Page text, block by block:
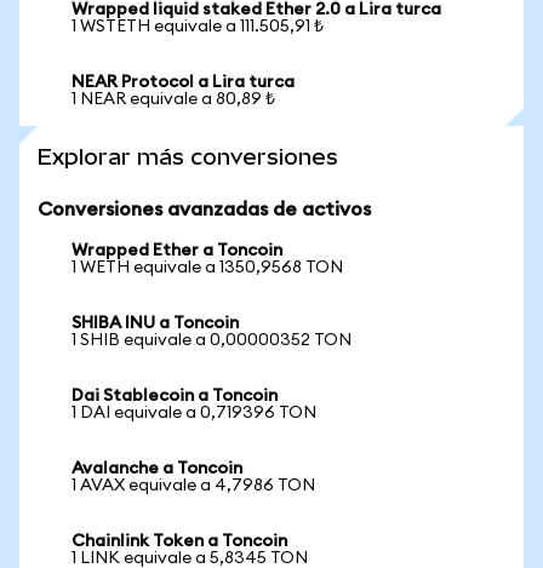
Wrapped liquid staked Ether 2.0 a Lira turca
1 WSTETH equivale a 111.505,91 ₺
NEAR Protocol a Lira turca
1 NEAR equivale a 80,89 ₺
Explorar más conversiones
Conversiones avanzadas de activos
Wrapped Ether a Toncoin
1 WETH equivale a 1350,9568 TON
SHIBA INU a Toncoin
1 SHIB equivale a 0,00000352 TON
Dai Stablecoin a Toncoin
1 DAI equivale a 0,719396 TON
Avalanche a Toncoin
1 AVAX equivale a 4,7986 TON
Chainlink Token a Toncoin
1 LINK equivale a 5,8345 TON